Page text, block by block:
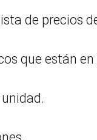
de precios
que están en